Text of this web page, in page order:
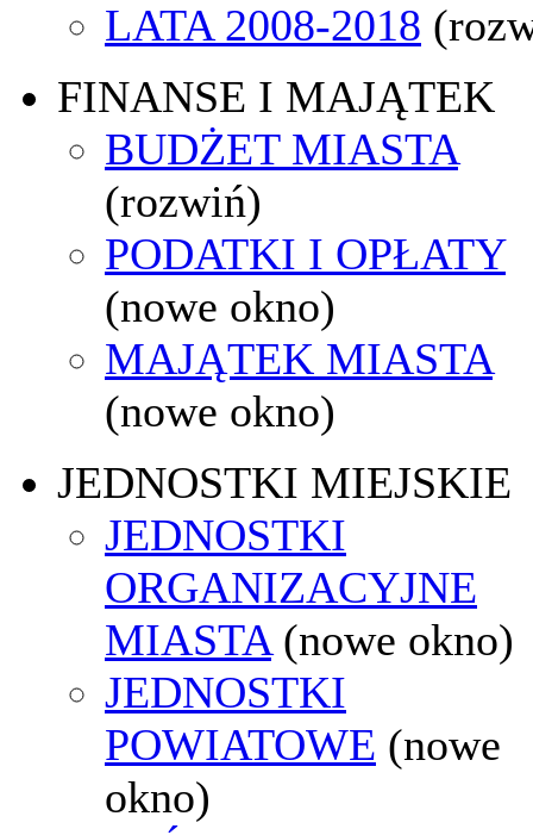
LATA 2008-2018
FINANSE I MAJĄTEK
BUDŻET MIASTA
(rozwiń)
PODATKI I OPŁATY
(nowe okno)
MAJĄTEK MIASTA
(nowe okno)
JEDNOSTKI MIEJSKIE
JEDNOSTKI
ORGANIZACYJNE
MIASTA (nowe okno)
JEDNOSTKI
POWIATOWE (nowe
okno)